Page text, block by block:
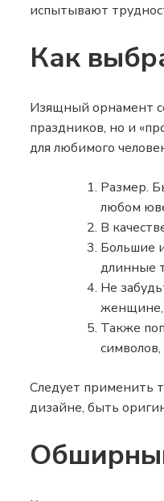
испытывают
Как
Изящный орнамент
праздников, но и
для любимого
Размер.
любом
В
Большие
длинные
Не
женщине,
Также
Следует применить
дизайне, быть